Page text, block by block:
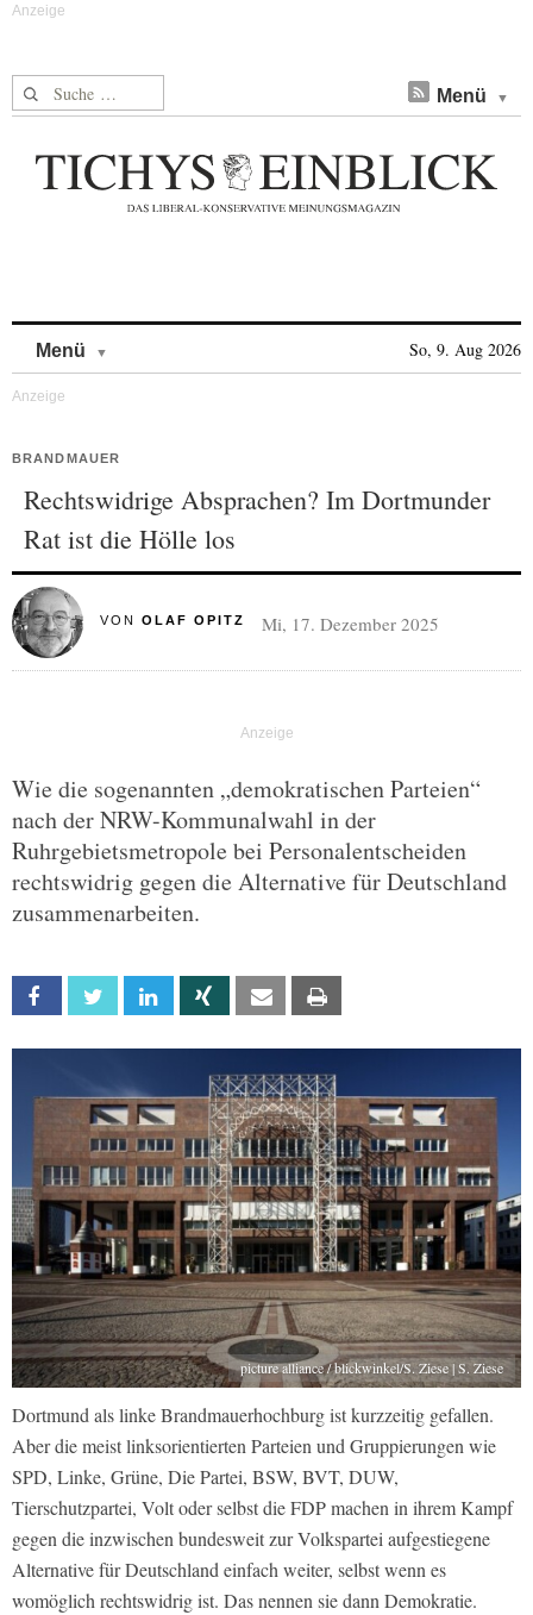
Suche nach: Menü
Menü So, 9. Aug 2026
BRANDMAUER
Rechtswidrige Absprachen? Im Dortmunder
Rat ist die Hölle los
VON OLAF OPITZ Mi, 17. Dezember 2025
Wie die sogenannten „demokratischen Parteien“
nach der NRW-Kommunalwahl in der
Ruhrgebietsmetropole bei Personalentscheiden
rechtswidrig gegen die Alternative für Deutschland
zusammenarbeiten.
Facebook Twitter Linkedin Xing Email
picture alliance / blickwinkel/S. Ziese | S. Ziese
Dortmund als linke Brandmauerhochburg ist kurzzeitig gefallen.
Aber die meist linksorientierten Parteien und Gruppierungen wie
SPD, Linke, Grüne, Die Partei, BSW, BVT, DUW,
Tierschutzpartei, Volt oder selbst die FDP machen in ihrem Kampf
gegen die inzwischen bundesweit zur Volkspartei aufgestiegene
Alternative für Deutschland einfach weiter, selbst wenn es
womöglich rechtswidrig ist. Das nennen sie dann Demokratie.